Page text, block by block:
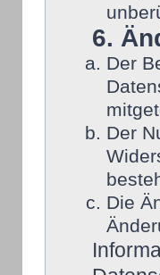
6.
Der
Der
Die